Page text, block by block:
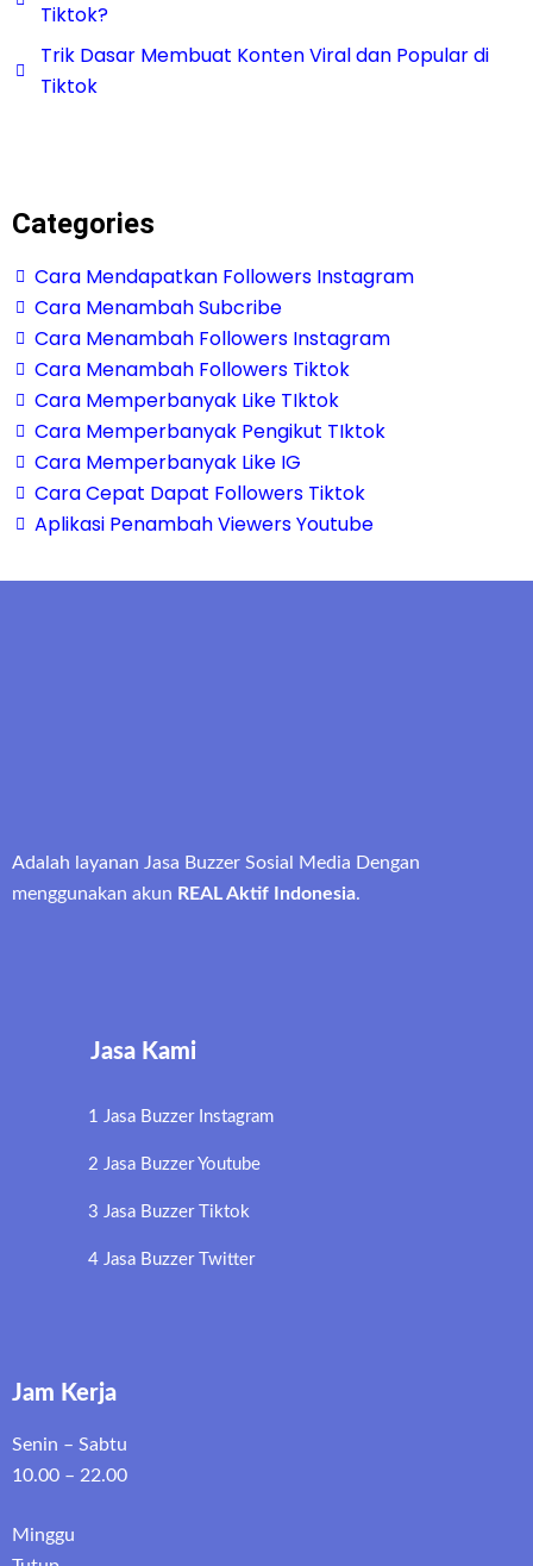
Tiktok?
Trik Dasar Membuat Konten Viral dan Popular di
Tiktok
Categories
Cara Mendapatkan Followers Instagram
Cara Menambah Subcribe
Cara Menambah Followers Instagram
Cara Menambah Followers Tiktok
Cara Memperbanyak Like TIktok
Cara Memperbanyak Pengikut TIktok
Cara Memperbanyak Like IG
Cara Cepat Dapat Followers Tiktok
Aplikasi Penambah Viewers Youtube
Adalah layanan Jasa Buzzer Sosial Media Dengan
menggunakan akun REAL Aktif Indonesia.
Jasa Kami
1 Jasa Buzzer Instagram
2 Jasa Buzzer Youtube
3 Jasa Buzzer Tiktok
4 Jasa Buzzer Twitter
Jam Kerja
Senin – Sabtu
10.00 – 22.00
Minggu